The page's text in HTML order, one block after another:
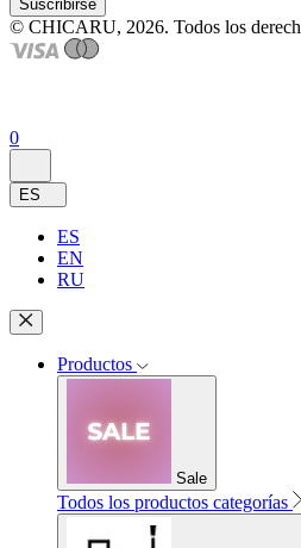
Suscribirse
© CHICARU, 2026. Todos los
0
ES
ES
EN
RU
Productos
Sale
Todos los productos categorías